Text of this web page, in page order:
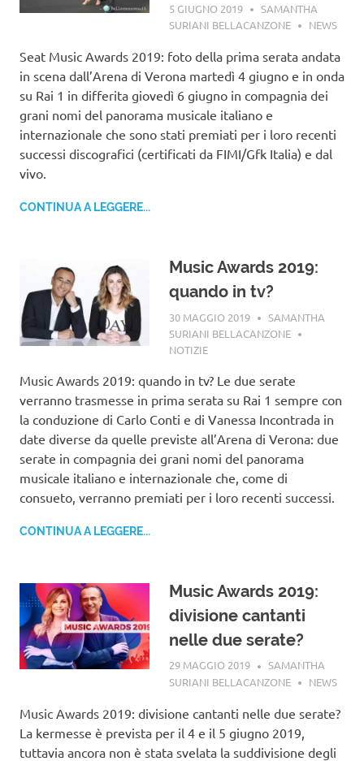
5 GIUGNO 2019
SAMANTHA
SURIANI BELLACANZONE
NEWS
Seat Music Awards 2019: foto della prima serata andata
in scena dall’Arena di Verona martedì 4 giugno e in onda
su Rai 1 in differita giovedì 6 giugno in compagnia dei
grani nomi del panorama musicale italiano e
internazionale che sono stati premiati per i loro recenti
successi discografici (certificati da FIMI/Gfk Italia) e dal
vivo.
CONTINUA A LEGGERE...
Music Awards 2019:
quando in tv?
30 MAGGIO 2019
SAMANTHA
SURIANI BELLACANZONE
NOTIZIE
Music Awards 2019: quando in tv? Le due serate
verranno trasmesse in prima serata su Rai 1 sempre con
la conduzione di Carlo Conti e di Vanessa Incontrada in
date diverse da quelle previste all’Arena di Verona: due
serate in compagnia dei grani nomi del panorama
musicale italiano e internazionale che, come di
consueto, verranno premiati per i loro recenti successi.
CONTINUA A LEGGERE...
Music Awards 2019:
divisione cantanti
nelle due serate?
29 MAGGIO 2019
SAMANTHA
SURIANI BELLACANZONE
NEWS
Music Awards 2019: divisione cantanti nelle due serate?
La kermesse è prevista per il 4 e il 5 giugno 2019,
tuttavia ancora non è stata svelata la suddivisione degli